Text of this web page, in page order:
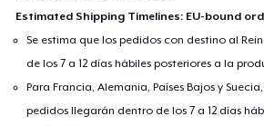
Estimated Shipping Timelines: EU-bound
Se estima que los pedidos con destino al
de los 7 a 12 días hábiles posteriores a la
Para Francia, Alemania, Países Bajos y
pedidos llegarán dentro de los 7 a 12 días